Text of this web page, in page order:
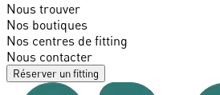
Nous trouver
Nos boutiques
Nos centres de fitting
Nous contacter
Réserver un fitting